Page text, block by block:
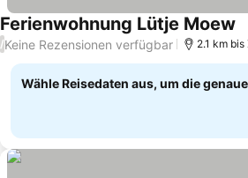
Ferienwohnung Lütje Moew
/Keine Rezensionen verfügbar 2.1 km
Wähle Reisedaten aus, um die